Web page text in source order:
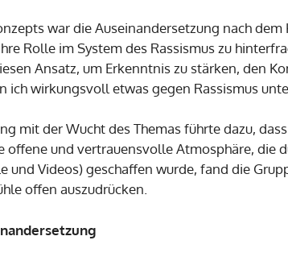
war die Auseinandersetzung nach
Rolle im System des Rassismus zu
Ansatz, um Erkenntnis zu stärken, den
ich wirkungsvoll etwas gegen Rassismus
mit der Wucht des Themas führte dazu,
offene und vertrauensvolle Atmosphäre, die
und Videos) geschaffen wurde, fand die
offen auszudrücken.